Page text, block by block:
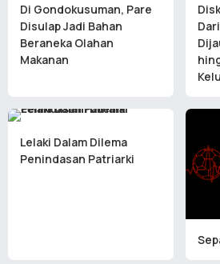
Di Gondokusuman, Pare
Disulap Jadi Bahan
Beraneka Olahan
Makanan
Lelaki Dalam Dilema
Penindasan Patriarki